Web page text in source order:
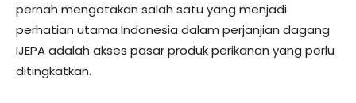
pernah mengatakan salah satu yang menjadi
perhatian utama Indonesia dalam perjanjian dagang
IJEPA adalah akses pasar produk perikanan yang perlu
ditingkatkan.